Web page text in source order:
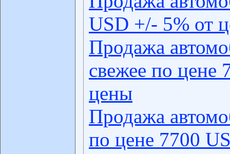
USD +/- 5% от
Продажа
свежее по цене
цены
Продажа
по цене 7700